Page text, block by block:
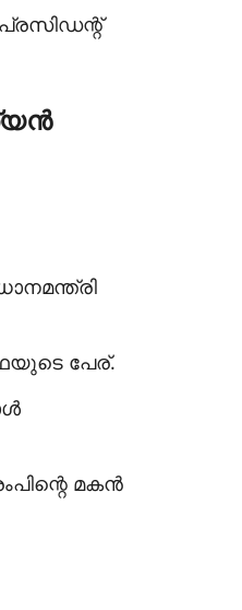
പേര്.
മകന്‍